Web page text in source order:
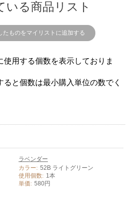
いる商品リスト
たものをマイリストに追加する
用する個数を表示しておりま
と個数は最小購入単位の数でく
ラベンダー
カラー: 52B ライトグリーン
使用個数: 1本
単価: 580円